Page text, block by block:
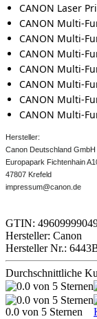
CANON Laser
CANON Multi-
CANON Multi-
CANON Multi-
CANON Multi-
CANON Multi-
CANON Multi-
CANON Multi-
Hersteller:
Canon Deutschland GmbH
Europapark Fichtenhain
47807 Krefeld
impressum@canon.de
GTIN:
Hersteller: Canon
Hersteller Nr.:
Durchschnittliche
0.0 von 5 Sternen